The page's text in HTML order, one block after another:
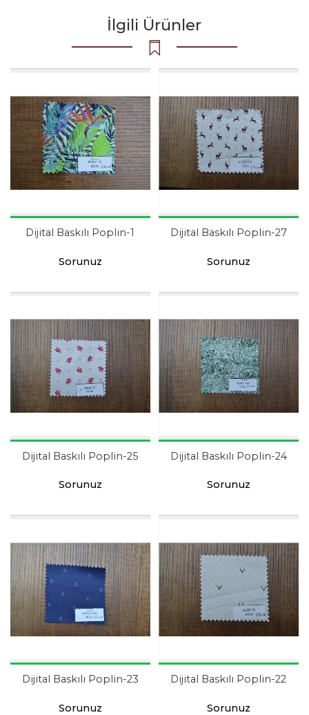
İlgili Ürünler
Dijital Baskılı Poplin-1
Sorunuz
Dijital Baskılı Poplin-27
Sorunuz
Dijital Baskılı Poplin-25
Sorunuz
Dijital Baskılı Poplin-24
Sorunuz
Dijital Baskılı Poplin-23
Sorunuz
Dijital Baskılı Poplin-22
Sorunuz